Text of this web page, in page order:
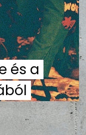
és a